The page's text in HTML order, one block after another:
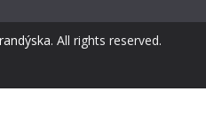
. All rights reserved.